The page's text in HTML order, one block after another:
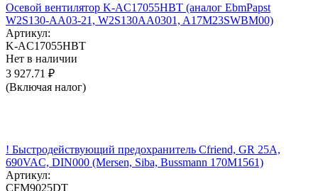
Осевой вентилятор K-AC17055HBT (аналог EbmPapst
W2S130-AA03-21, W2S130AA0301, A17M23SWBM00)
Артикул:
K-AC17055HBT
Нет в наличии
3 927.71 ₽
(Включая налог)
! Быстродействующий предохранитель Cfriend, GR 25А,
690VAC, DIN000 (Mersen, Siba, Bussmann 170M1561)
Артикул:
CFM9025DT